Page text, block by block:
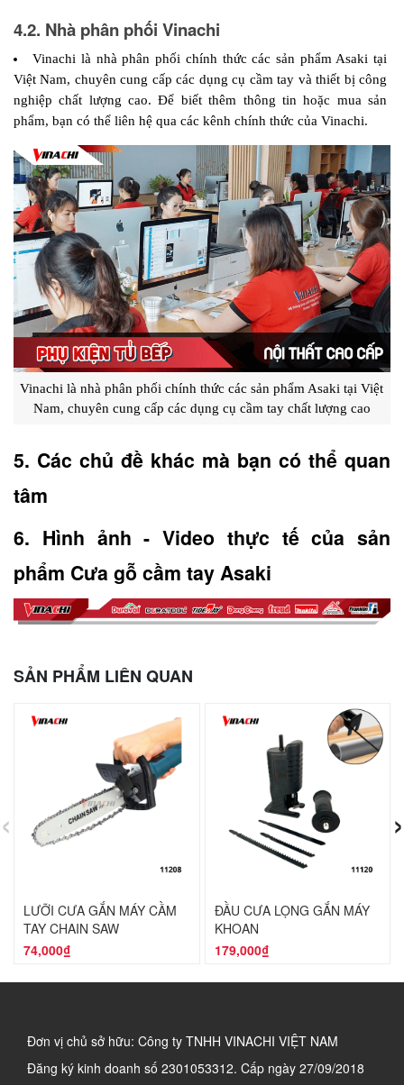
4.2. Nhà phân phối Vinachi
Vinachi là nhà phân phối chính thức các sản phẩm Asaki tại
Việt Nam, chuyên cung cấp các dụng cụ cầm tay và thiết bị công
nghiệp chất lượng cao. Để biết thêm thông tin hoặc mua sản
phẩm, bạn có thể liên hệ qua các kênh chính thức của Vinachi.
Vinachi là nhà phân phối chính thức các sản phẩm Asaki tại Việt
Nam, chuyên cung cấp các dụng cụ cầm tay chất lượng cao
5. Các chủ đề khác mà bạn có thể quan
tâm
6. Hình ảnh - Video thực tế của sản
phẩm Cưa gỗ cầm tay Asaki
SẢN PHẨM LIÊN QUAN
LƯỠI CƯA GẮN MÁY CẦM
TAY CHAIN SAW
74,000₫
ĐẦU CƯA LỌNG GẮN MÁY
KHOAN
179,000₫
‹ ›
Đơn vị chủ sở hữu: Công ty TNHH VINACHI VIỆT NAM
Đăng ký kinh doanh số 2301053312. Cấp ngày 27/09/2018